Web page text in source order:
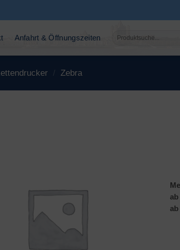
Anfahrt & Öffnungszeiten
Suchen
/ Zebra
ab
ab